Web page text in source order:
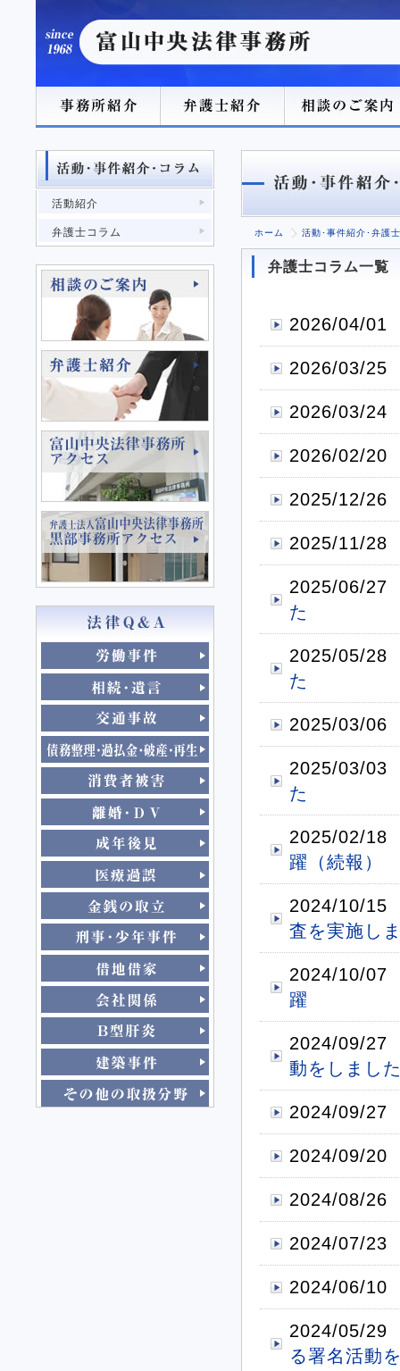
ホーム 活動･事件紹介･弁護
弁護士コラム一覧
2026/04/01
2026/03/25
2026/03/24
2026/02/20
2025/12/26
2025/11/28
2025/06/27
た
2025/05/28
た
2025/03/06
2025/03/03
た
2025/02/18
躍（続報）
2024/10/15
査を実施し
2024/10/07
躍
2024/09/27
動をしまし
2024/09/27
2024/09/20
2024/08/26
2024/07/23
2024/06/10
2024/05/29
る署名活動
活動紹介
弁護士コラム